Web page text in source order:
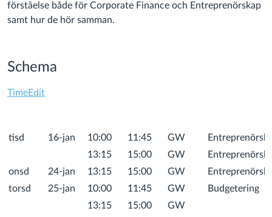
förståelse både för Corporate Finance och Entreprenörskap
samt hur de hör samman.
Schema
TimeEdit
tisd 16-jan 10:00 11:45 GW
13:15
15:00 GW
onsd
24-jan 13:15 15:00 GW
torsd
25-jan 10:00 11:45 GW
Budgetering
13:15
15:00 GW